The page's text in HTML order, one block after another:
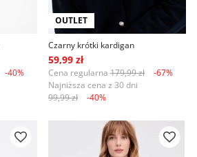
-40%
OUTLET
Czarny krótki kardigan
59,99 zł
Cena regularna 179,99 zł
-67%
Najniższa cena z 30 dni
99,99 zł
-40%